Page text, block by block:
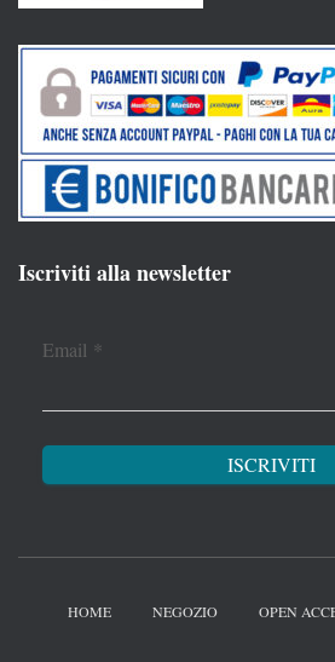
Iscriviti alla newsletter
Email *
HOME NEGOZIO OPEN